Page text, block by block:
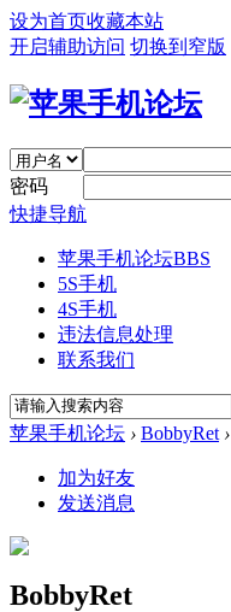
设为首页收藏本站
开启辅助访问 切换到窄版
密码
快捷导航
苹果手机论坛BBS
5S手机
4S手机
违法信息处理
联系我们
苹果手机论坛 › BobbyRet ›
加为好友
发送消息
BobbyRet